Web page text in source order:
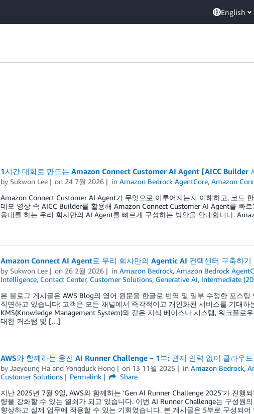
English
1시간 대화로 만드는 Amazon Connect Customer AI Agent [AICC Builder
by Sukwon Lee on 24 7월 2026 inAmazon Bedrock AgentCore,Amazon
Amazon Connect Customer AI Agent가 무엇으로 이루어지는지 이해하고, 코드
데모 영상 속 AICC Builder를 활용해 Amazon Connect Customer AI Agent를 빠
응대를 하는 우리 회사만의 AI Agent를 빠르게 구성하는 방안을 안내합니다.
Amazon Connect AI Agent로 우리 회사만의 Agentic AI 컨택센터 구축하기
by Sukwon Lee on 26 2월 2026 inAmazon Bedrock,Amazon Bedrock
Intelligence, Contact Center, Customer Solutions, Generative AI, Intermediate
본 블로그 게시글은 AWS Blog의 영어 원문을 한글로 번역 및 일부 수정한 포스
직면하고 있습니다: 고객은 모든 채널에서 즉각적이고 개인화된 서비스를 기대
KMS(Knowledge Management System)와 같은 지식 베이스나 시스템, 워크플로
대한 커스텀 및 […]
AWS와 함께하는 웅진 AI Runner Challenge – 1부: 관제 인력 없이 클라우
by Jaeyoung Haand Yongduck Hong on 13 11월 2025 inAmazon Bedrock,
Customer Solutions
Permalink
Share
지난 2025년 7월 9일, AWS와 함께하는 ‘Gen AI Runner Challenge 2025’가 진행
량을 강화할 수 있는 열쇠가 되고 있습니다. 이번 AI Runner Challenge는 구성원
향상하고 실제 업무에 적용할 수 있는 기회였습니다. 본 게시글은 5부로 구성되